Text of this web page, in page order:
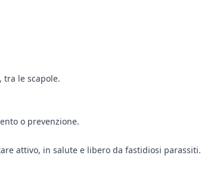
le scapole.
o prevenzione.
attivo, in salute e libero da fastidiosi parassiti.